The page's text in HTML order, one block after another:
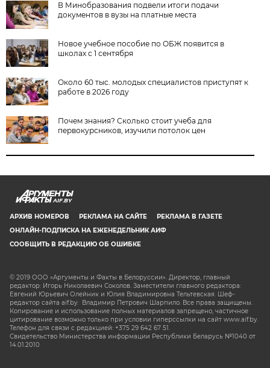
В Минобразования подвели итоги подачи
документов в вузы на платные места
Новое учебное пособие по ОБЖ появится в
школах с 1 сентября
Около 60 тыс. молодых специалистов приступят к
работе в 2026 году
Почем знания? Сколько стоит учеба для
первокурсников, изучили потолок цен
AIF.BY
АРХИВ НОМЕРОВ РЕКЛАМА НА САЙТЕ
РЕКЛАМА В ГАЗЕТЕ
ОНЛАЙН-ПОДПИСКА НА ЕЖЕНЕДЕЛЬНИК АИФ
СООБЩИТЬ В РЕДАКЦИЮ ОБ ОШИБКЕ
© 2019 ООО «Аргументы и Факты в Белоруссии». Директор, главный
редактор: Игорь Николаевич Соколов. Заместители главного редактора:
Евгений Юрьевич Олейник и Юлия Владимировна Тельтевская. Шеф-
редактор сайта aif.by: Владимир Петрович Шарпило. Все права защищены.
Копирование и использование полных материалов запрещено, частичное
цитирование возможно только при условии гиперссылки на сайт www.aif.by.
Телефон для связи с редакцией: +375 29 642 67 51.
Свидетельство Министерства информации Республики Беларусь №1040 от
14.01.2010